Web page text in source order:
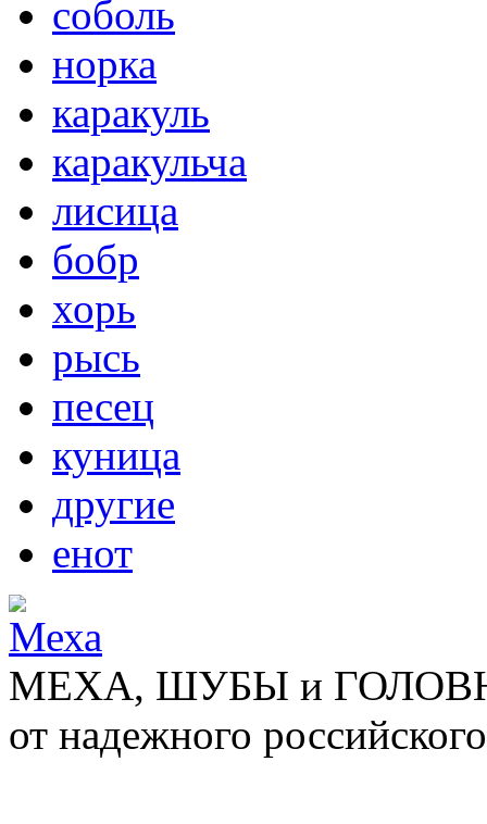
соболь
норка
каракуль
каракульча
лисица
бобр
хорь
рысь
песец
куница
другие
енот
МЕХА, ШУБЫ и
от надежного